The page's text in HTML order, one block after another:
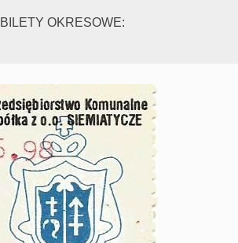
BILETY OKRESOWE: